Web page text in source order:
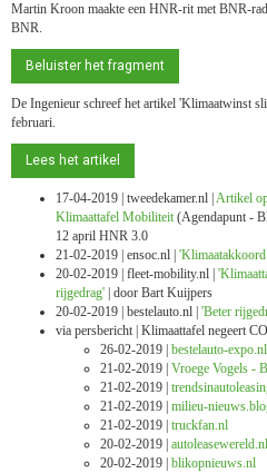
Martin Kroon maakte een HNR-rit met BNR-
BNR.
Beluister het fragment
De Ingenieur schreef het artikel 'Klimaatwinst
februari.
Lees het artikel
17-04-2019 | tweedekamer.nl | Artikel
Klimaattafel Mobiliteit(Agendapunt -
12 april HNR 3.0
21-02-2019 | ensoc.nl |
20-02-2019 | fleet-mobility.nl |
rijgedrag' | door Bart Kuijpers
20-02-2019 | bestelauto.nl | 'Beter
via persbericht | Klimaattafel negeert
26-02-2019 | bestelauto-expo.nl
21-02-2019 | Vroege Vogels -
21-02-2019 |
21-02-2019 | milieu-
21-02-2019 | truckfan.nl
20-02-2019 | autoleasewereld.nl
20-02-2019 | blikopnieuws.nl